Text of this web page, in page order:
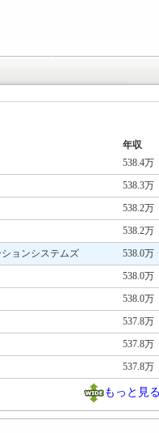
年収
538.4万
538.3万
538.2万
538.2万
ョンシステムズ
538.0万
538.0万
538.0万
537.8万
537.8万
537.8万
もっと見る